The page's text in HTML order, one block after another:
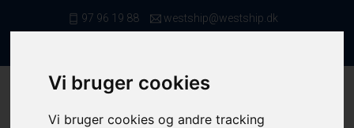
Vi bruger cookies
Vi bruger cookies og andre tracking
97 96 19 88
westship@westship.dk